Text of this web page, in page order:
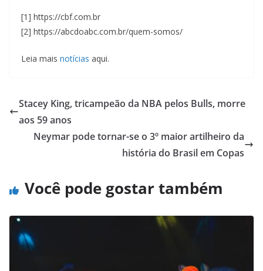
[1] https://cbf.com.br
[2] https://abcdoabc.com.br/quem-somos/
Leia mais notícias aqui.
Stacey King, tricampeão da NBA pelos Bulls, morre
aos 59 anos
Neymar pode tornar-se o 3º maior artilheiro da
história do Brasil em Copas
Você pode gostar também